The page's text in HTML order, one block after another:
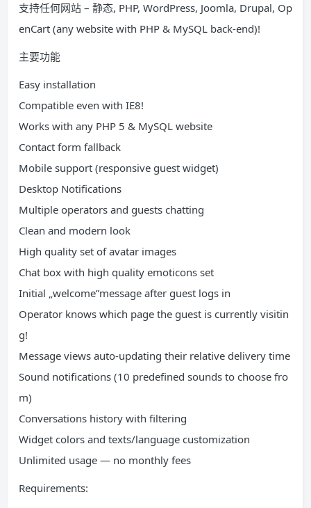
支持任何网站 – 静态, PHP, WordPress, Joomla, Drupal, Op
enCart (any website with PHP & MySQL back-end)!
主要功能
Easy installation
Compatible even with IE8!
Works with any PHP 5 & MySQL website
Contact form fallback
Mobile support (responsive guest widget)
Desktop Notifications
Multiple operators and guests chatting
Clean and modern look
High quality set of avatar images
Chat box with high quality emoticons set
Initial „welcome”message after guest logs in
Operator knows which page the guest is currently visitin
g!
Message views auto-updating their relative delivery time
Sound notifications (10 predefined sounds to choose fro
m)
Conversations history with filtering
Widget colors and texts/language customization
Unlimited usage — no monthly fees
Requirements: